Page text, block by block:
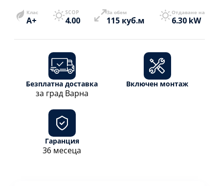
Клас
A+
SCOP
4.00
За обем
115 куб.м
Отдаване на
6.30 kW
Безплатна доставка
за град Варна
Включен монтаж
Гаранция
36 месеца